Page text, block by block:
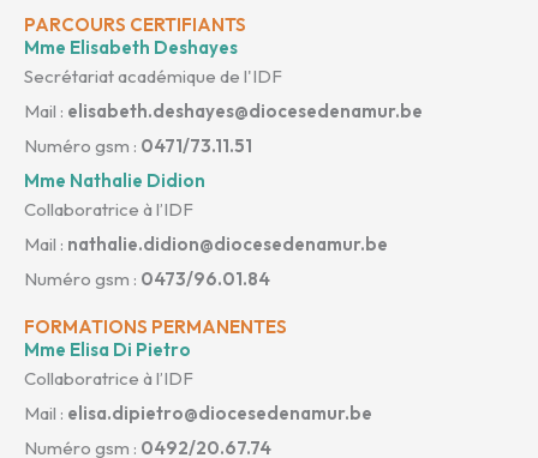
PARCOURS CERTIFIANTS
Mme Elisabeth Deshayes
Secrétariat académique de l'IDF
Mail : elisabeth.deshayes@diocesedenamur.be
Numéro gsm : 0471/73.11.51
Mme Nathalie Didion
Collaboratrice à l’IDF
Mail : nathalie.didion@diocesedenamur.be
Numéro gsm : 0473/96.01.84
FORMATIONS PERMANENTES
Mme Elisa Di Pietro
Collaboratrice à l’IDF
Mail : elisa.dipietro@diocesedenamur.be
Numéro gsm : 0492/20.67.74